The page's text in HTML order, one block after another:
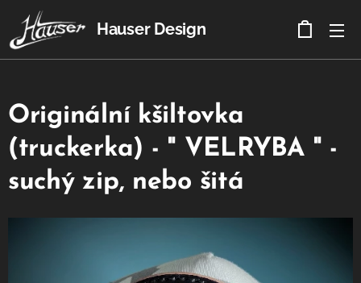
Hauser Design
Originální kšiltovka
(truckerka) - " VELRYBA " -
suchý zip, nebo šitá